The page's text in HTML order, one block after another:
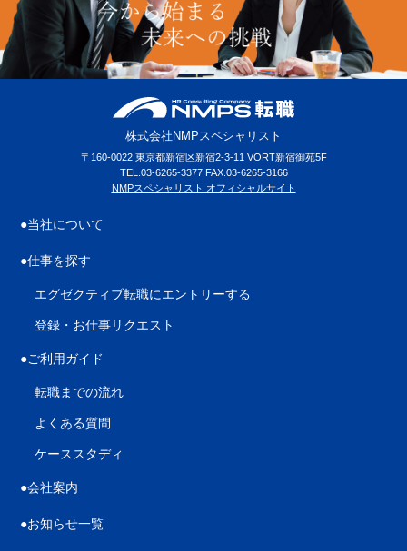
株式会社NMPスペシャリスト
〒160-0022 東京都新宿区新宿2-3-11 VORT新宿御苑5F
TEL.03-6265-3377 FAX.03-6265-3166
NMPスペシャリスト オフィシャルサイト
●当社について
●仕事を探す
エグゼクティブ転職にエントリーする
登録・お仕事リクエスト
●ご利用ガイド
転職までの流れ
よくある質問
ケーススタディ
●会社案内
●お知らせ一覧